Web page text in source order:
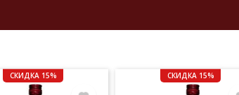
СКИДКА 15% СКИДКА 15%